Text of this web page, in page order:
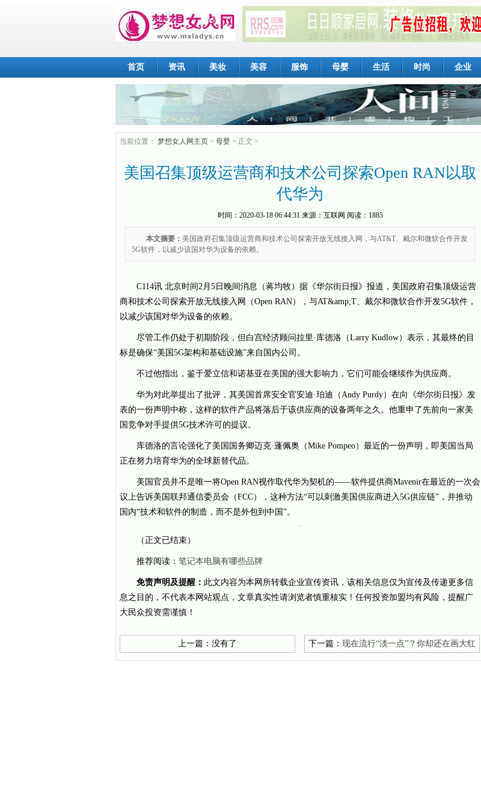
首页 资讯 美妆 美容 服饰 母婴 生活 时尚 企业
当前位置： 梦想女人网主页 > 母婴 > 正文 >
美国召集顶级运营商和技术公司探索Open RAN以取
代华为
时间： 2020-03-18 06:44:31来源： 互联网 阅读：1885
本文摘要： 美国政府召集顶级运营商和技术公司探索开放无线接入网，与AT&T、戴尔和微软合作开发
5G软件，以减少该国对华为设备的依赖。
C114讯 北京时间2月5日晚间消息（蒋均牧）据《华尔街日报》报道，美国政府召集顶级运营
商和技术公司探索开放无线接入网（Open RAN），与AT&amp;T、戴尔和微软合作开发5G软件，
以减少该国对华为设备的依赖。
尽管工作仍处于初期阶段，但白宫经济顾问拉里·库德洛（Larry Kudlow）表示，其最终的目
标是确保“美国5G架构和基础设施”来自国内公司。
不过他指出，鉴于爱立信和诺基亚在美国的强大影响力，它们可能会继续作为供应商。
华为对此举提出了批评，其美国首席安全官安迪·珀迪（Andy Purdy）在向《华尔街日报》发
表的一份声明中称，这样的软件产品将落后于该供应商的设备两年之久。他重申了先前向一家美
国竞争对手提供5G技术许可的提议。
库德洛的言论强化了美国国务卿迈克·蓬佩奥（Mike Pompeo）最近的一份声明，即美国当局
正在努力培育华为的全球新替代品。
美国官员并不是唯一将Open RAN视作取代华为契机的——软件提供商Mavenir在最近的一次会
议上告诉美国联邦通信委员会（FCC），这种方法“可以刺激美国供应商进入5G供应链”，并推动
国内“技术和软件的制造，而不是外包到中国”。
（正文已结束）
推荐阅读： 笔记本电脑有哪些品牌
免责声明及提醒： 此文内容为本网所转载企业宣传资讯，该相关信息仅为宣传及传递更多信
息之目的，不代表本网站观点，文章真实性请浏览者慎重核实！任何投资加盟均有风险，提醒广
大民众投资需谨慎！
上一篇：没有了 下一篇： 现在流行“淡一点”？你却还在画大红
唇？